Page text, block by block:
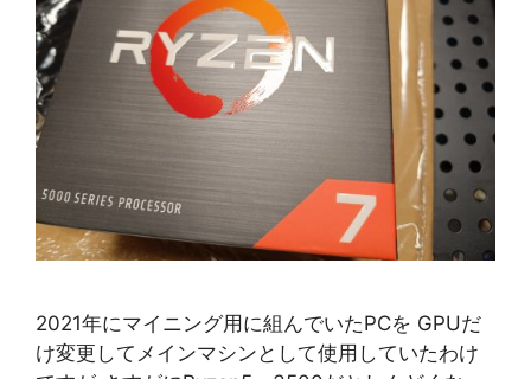
2021年にマイニング用に組んでいたPCを GPUだ
け変更してメインマシンとして使用していたわけ